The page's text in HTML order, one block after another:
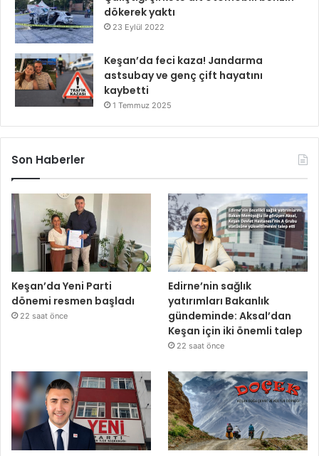
dökerek yaktı
23 Eylül 2022
Keşan’da feci kaza! Jandarma
astsubay ve genç çift hayatını
kaybetti
1 Temmuz 2025
Son Haberler
Keşan’da Yeni Parti
dönemi resmen başladı
22 saat önce
Edirne’nin sağlık
yatırımları Bakanlık
gündeminde: Aksal’dan
Keşan için iki önemli talep
22 saat önce